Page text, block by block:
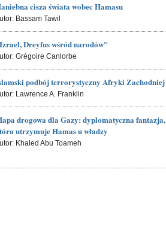
cisza świata wobec Hamasu
Bassam Tawil
Dreyfus wśród narodów"
Grégoire Canlorbe
podbój terrorystyczny Afryki Zachodniej
Lawrence A. Franklin
drogowa dla Gazy: dyplomatyczna fantazja,
utrzymuje Hamas u władzy
Khaled Abu Toameh